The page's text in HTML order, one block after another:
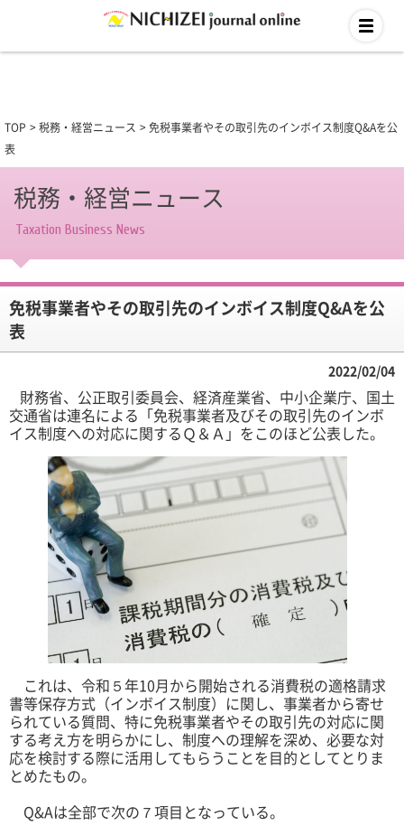
TOP 税務・経営ニュース
免税事業者やその取引先のインボイス制度Q&Aを公
表
税務・経営ニュース
Taxation Business News
免税事業者やその取引先のインボイス制度Q&Aを公
表
2022/02/04
財務省、公正取引委員会、経済産業省、中小企業庁、国土
交通省は連名による「免税事業者及びその取引先のインボ
イス制度への対応に関するＱ＆Ａ」をこのほど公表した。
これは、令和５年10月から開始される消費税の適格請求
書等保存方式（インボイス制度）に関し、事業者から寄せ
られている質問、特に免税事業者やその取引先の対応に関
する考え方を明らかにし、制度への理解を深め、必要な対
応を検討する際に活用してもらうことを目的としてとりま
とめたもの。
Q&Aは全部で次の７項目となっている。